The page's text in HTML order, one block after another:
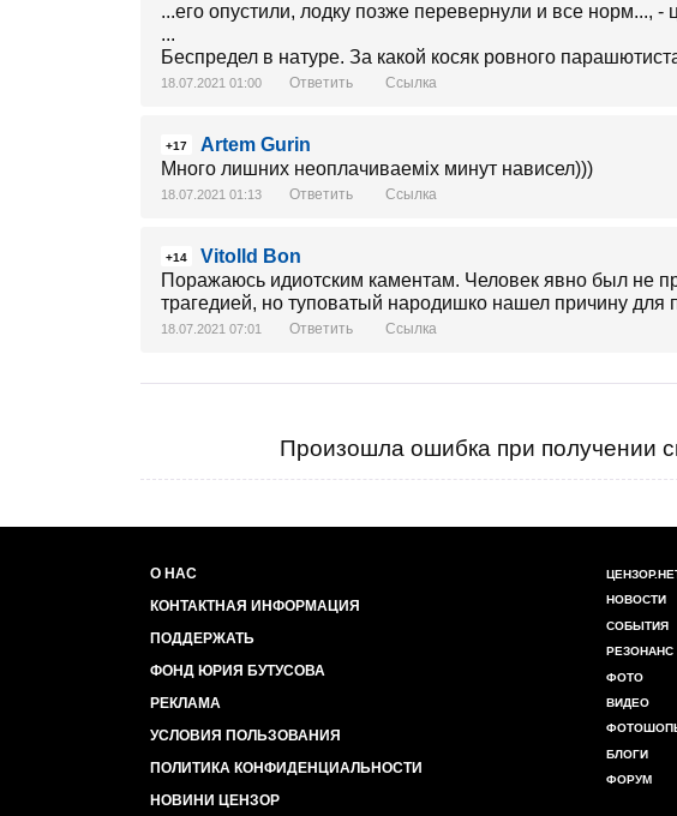
...его опустили, лодку позже перевернули и все норм..., -
...
Беспредел в натуре. За какой косяк ровного
18.07.2021 01:00 Ответить Ссылка
+17
Artem Gurin
Много лишних неоплачиваеміх минут нависел)))
18.07.2021 01:13 Ответить Ссылка
+14
Vitolld Bon
Поражаюсь идиотским каментам. Человек явно был не
трагедией, но туповатый народишко нашел причину для
18.07.2021 07:01 Ответить Ссылка
Произошла ошибка при получении
О НАС
КОНТАКТНАЯ ИНФОРМАЦИЯ
ПОДДЕРЖАТЬ
ФОНД ЮРИЯ БУТУСОВА
РЕКЛАМА
УСЛОВИЯ ПОЛЬЗОВАНИЯ
ПОЛИТИКА КОНФИДЕНЦИАЛЬНОСТИ
НОВИНИ ЦЕНЗОР
НОВОСТИ
СОБЫТИЯ
РЕЗОНАНС
ФОТО
ВИДЕО
БЛОГИ
ФОРУМ